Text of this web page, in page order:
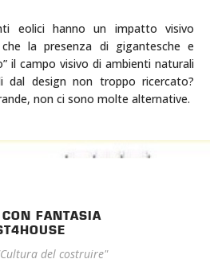
eolici hanno un impatto visivo
la presenza di gigantesche e
il campo visivo di ambienti naturali
dal design non troppo ricercato?
non ci sono molte alternative.
FANTASIA
del costruire"